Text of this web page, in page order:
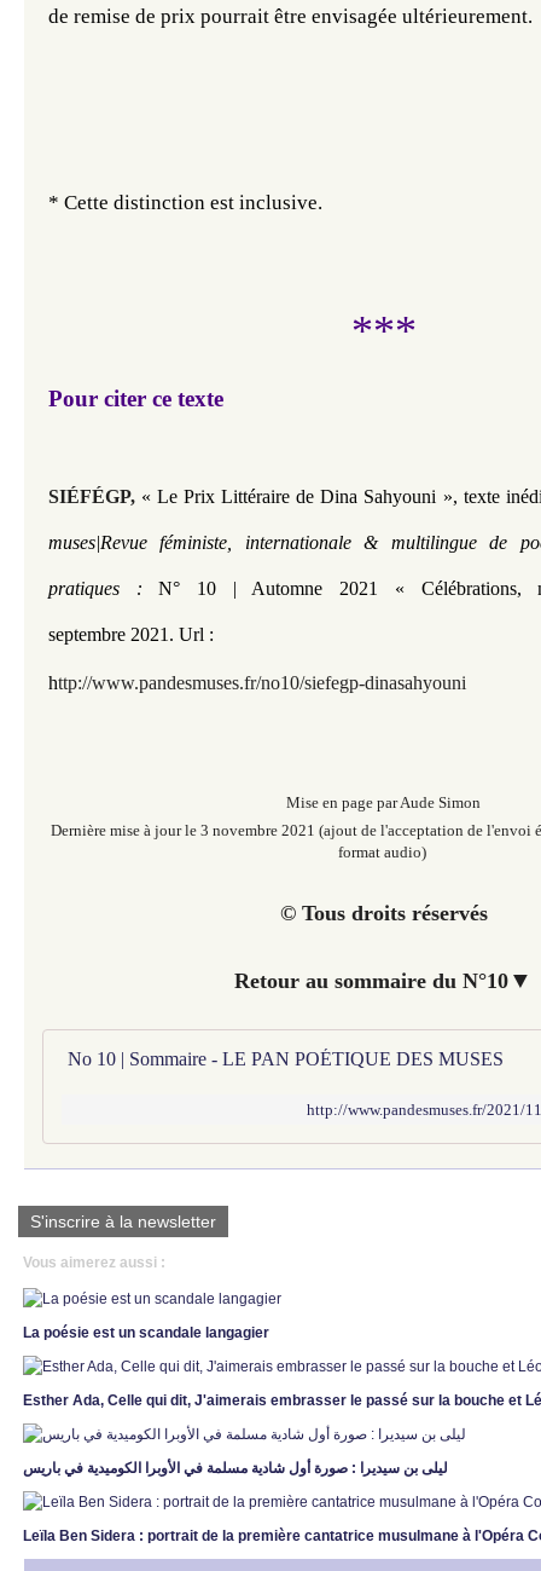
de remise de prix pourrait être envisagée ultérieurement.
* Cette distinction est inclusive.
***
Pour citer ce texte
SIÉFÉGP, « Le Prix Littéraire de Dina Sahyouni », texte
muses|Revue féministe, internationale & multilingue de
pratiques :N° 10 | Automne 2021 « Célébrations,
septembre 2021. Url :
http://www.pandesmuses.fr/no10/siefegp-dinasahyouni
Mise en page par Aude Simon
Dernière mise à jour le 3 novembre 2021 (ajout de l'acceptation de l'envoi
format audio)
© Tous droits réservés
Retour au sommaire du N°10 ▼
No 10 | Sommaire - LE PAN POÉTIQUE DES MUSES
http://www.pandesmuses.fr/2021/
S'inscrire à la newsletter
Vous aimerez aussi :
La poésie est un scandale langagier
Esther Ada, Celle qui dit, J'aimerais embrasser le passé sur la bouche et
ليلى بن سيديرا : صورة أول شادية مسلمة في الأوبرا الكوميدية في باريس
Leïla Ben Sidera : portrait de la première cantatrice musulmane à l'Opéra